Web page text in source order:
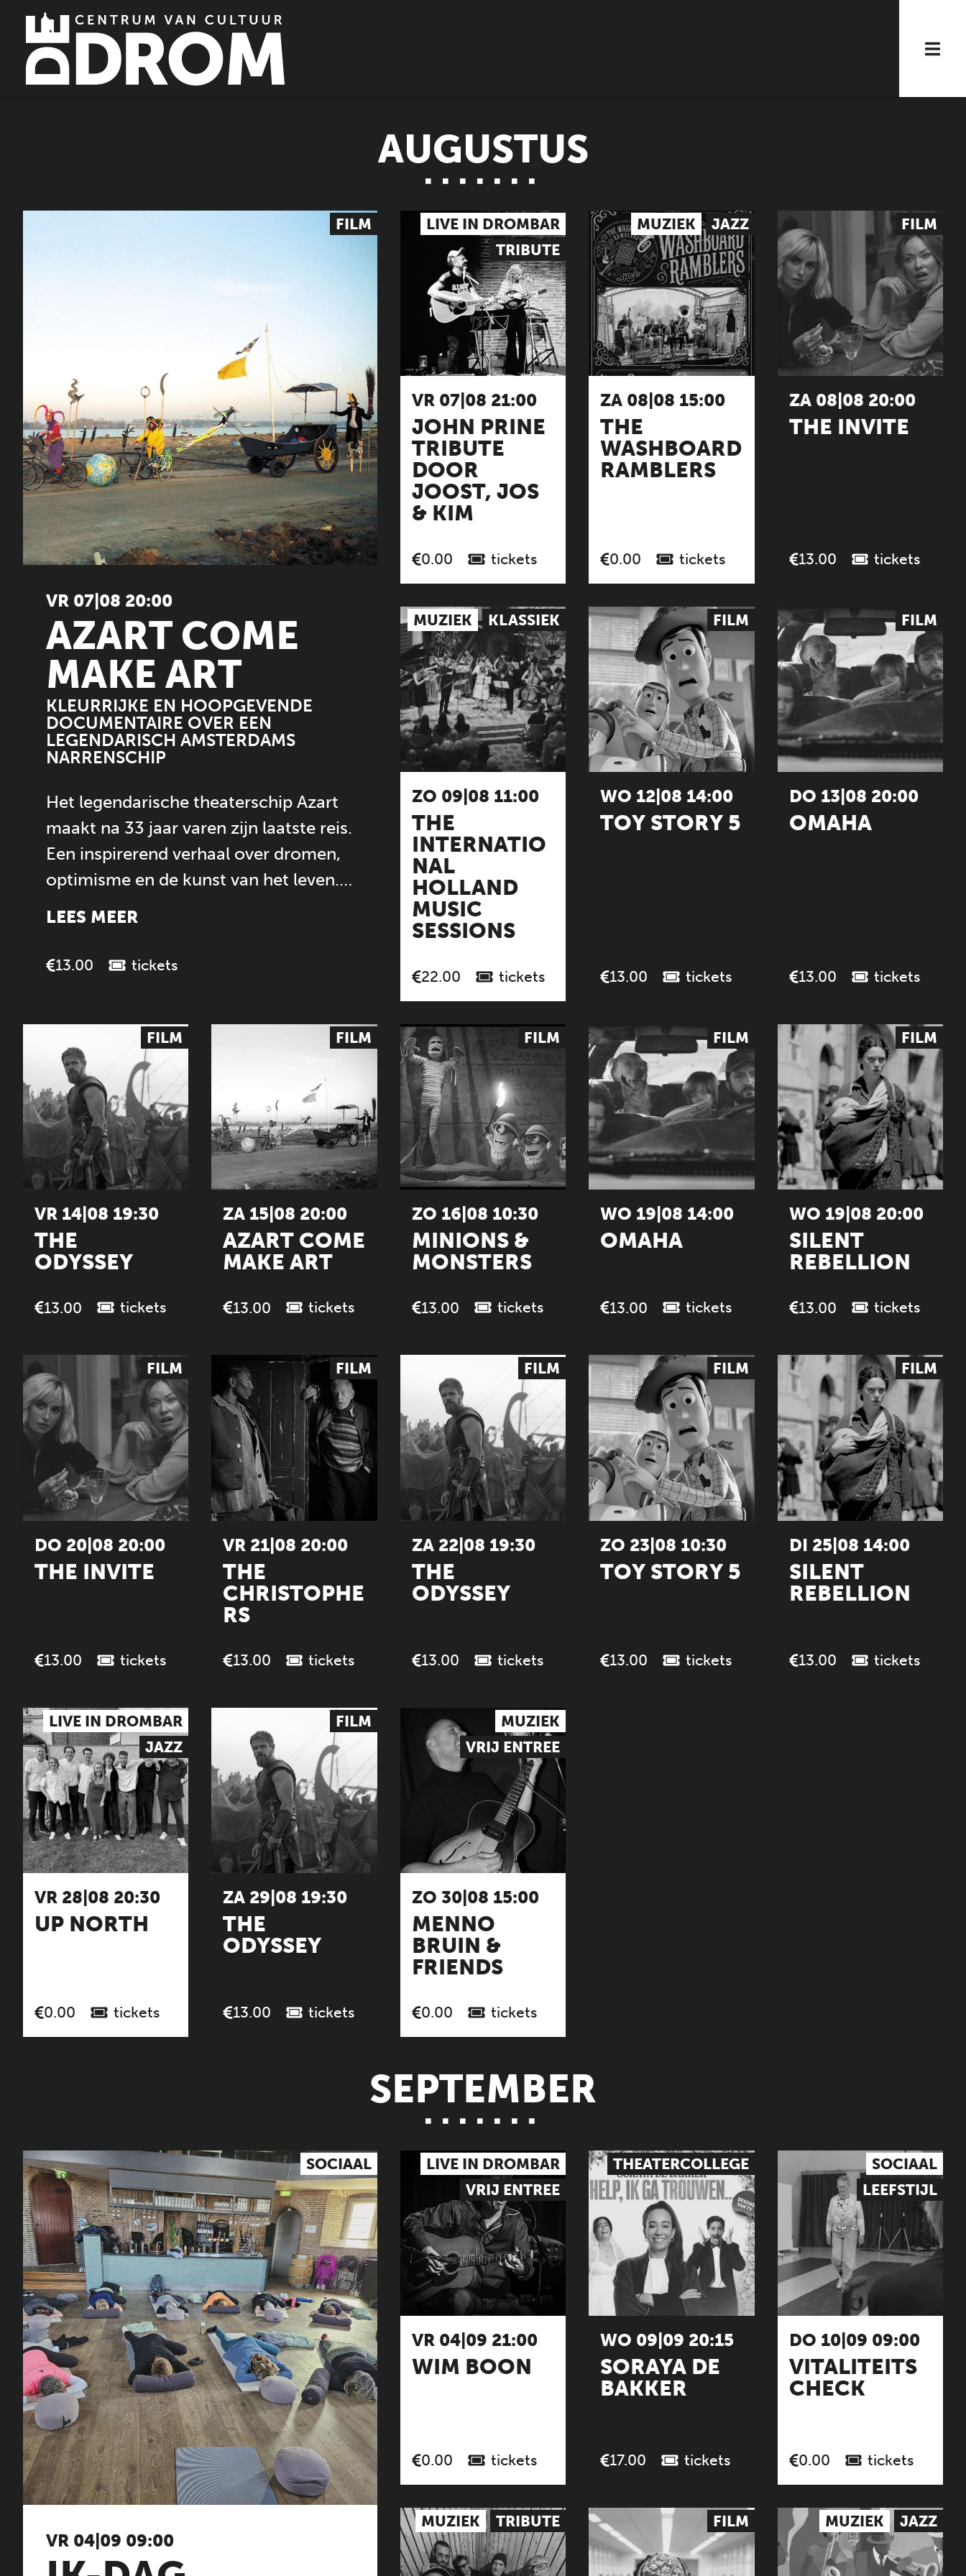
AUGUSTUS
FILM
VR 07|08 20:00
AZART COME
MAKE ART
KLEURRIJKE EN HOOPGEVENDE
DOCUMENTAIRE OVER EEN
LEGENDARISCH AMSTERDAMS
NARRENSCHIP
Het legendarische theaterschip Azart
maakt na 33 jaar varen zijn laatste reis.
Een inspirerend verhaal over dromen,
optimisme en de kunst van het leven.…
LEES MEER
13.00 tickets
LIVE IN DROMBAR
TRIBUTE
VR 07|08 21:00
JOHN PRINE
TRIBUTE
DOOR
JOOST, JOS
& KIM
0.00 tickets
MUZIEK JAZZ
ZA 08|08 15:00
THE
WASHBOARD
RAMBLERS
0.00 tickets
FILM
ZA 08|08 20:00
THE INVITE
13.00 tickets
MUZIEK KLASSIEK
ZO 09|08 11:00
THE
INTERNATIO
NAL
HOLLAND
MUSIC
SESSIONS
22.00 tickets
FILM
WO 12|08 14:00
TOY STORY 5
13.00 tickets
FILM
DO 13|08 20:00
OMAHA
13.00 tickets
FILM
VR 14|08 19:30
THE
ODYSSEY
13.00 tickets
FILM
ZA 15|08 20:00
AZART COME
MAKE ART
13.00 tickets
FILM
ZO 16|08 10:30
MINIONS &
MONSTERS
13.00 tickets
FILM
WO 19|08 14:00
OMAHA
13.00 tickets
FILM
WO 19|08 20:00
SILENT
REBELLION
13.00 tickets
FILM
DO 20|08 20:00
THE INVITE
13.00 tickets
FILM
VR 21|08 20:00
THE
CHRISTOPHE
RS
13.00 tickets
FILM
ZA 22|08 19:30
THE
ODYSSEY
13.00 tickets
FILM
ZO 23|08 10:30
TOY STORY 5
13.00 tickets
FILM
DI 25|08 14:00
SILENT
REBELLION
13.00 tickets
LIVE IN DROMBAR
JAZZ
VR 28|08 20:30
UP NORTH
0.00 tickets
FILM
ZA 29|08 19:30
THE
ODYSSEY
13.00 tickets
MUZIEK
VRIJ ENTREE
ZO 30|08 15:00
MENNO
BRUIN &
FRIENDS
0.00 tickets
SEPTEMBER
SOCIAAL
VR 04|09 09:00
LIVE IN DROMBAR
VRIJ ENTREE
VR 04|09 21:00
WIM BOON
0.00 tickets
THEATERCOLLEGE
WO 09|09 20:15
SORAYA DE
BAKKER
17.00 tickets
SOCIAAL
LEEFSTIJL
DO 10|09 09:00
VITALITEITS
CHECK
0.00 tickets
MUZIEK TRIBUTE FILM MUZIEK JAZZ